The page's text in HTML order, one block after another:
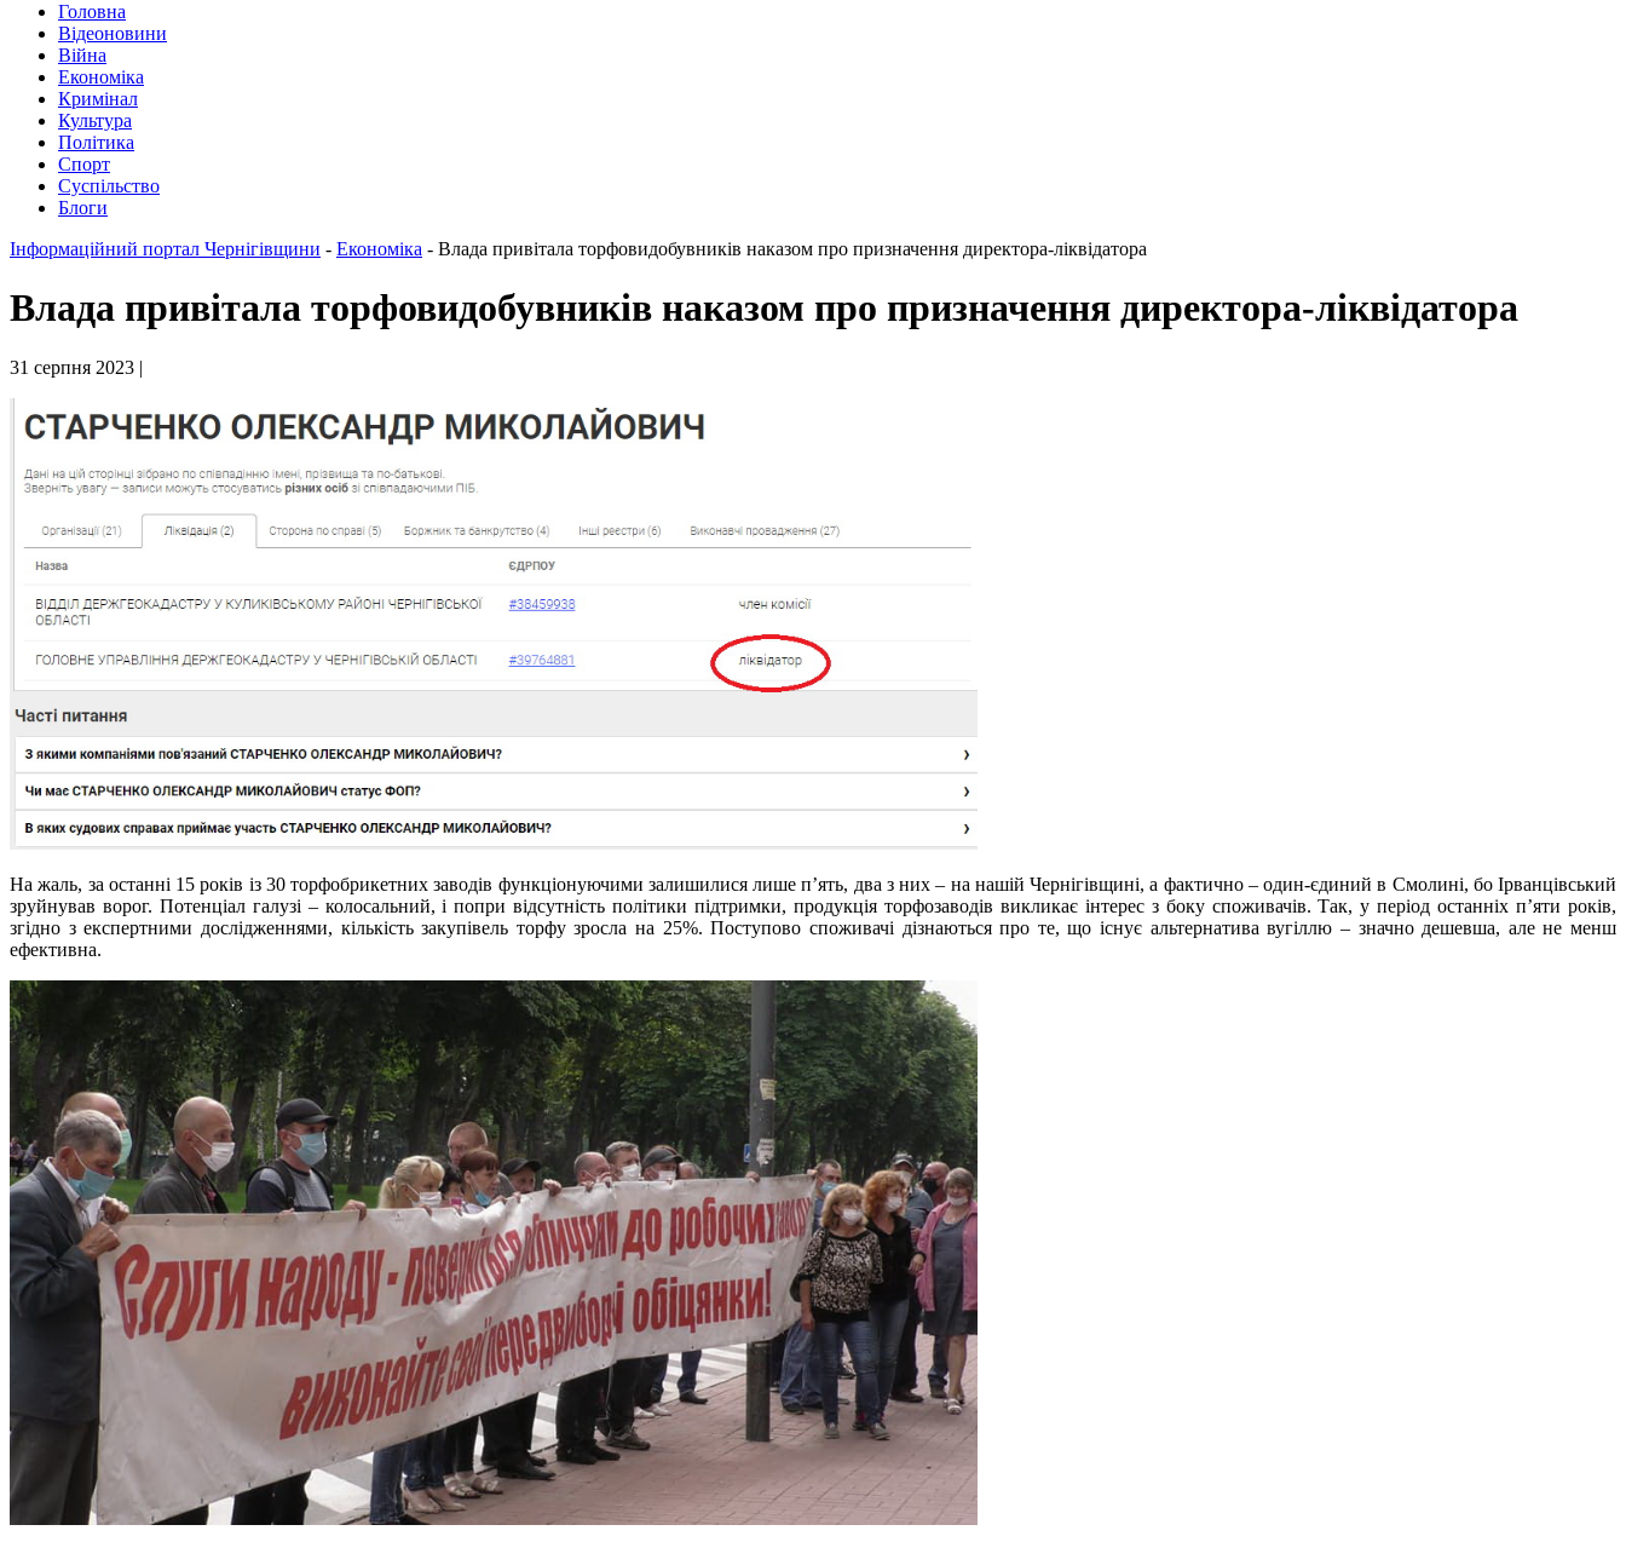
Головна
Відеоновини
Війна
Економіка
Кримінал
Культура
Політика
Спорт
Суспільство
Блоги
Інформаційний портал Чернігівщини - Економіка - Влада привітала торфовидобувників наказом про призначення директора-ліквідатора
Влада привітала торфовидобувників наказом про призначення директора-ліквідатора
31 серпня 2023 |
На жаль, за останні 15 років із 30 торфобрикетних заводів функціонуючими залишилися лише п’ять, два з них – на нашій Чернігівщині, а фактично – один-єдиний в Смолині, бо Ірванцівський
зруйнував ворог. Потенціал галузі – колосальний, і попри відсутність політики підтримки, продукція торфозаводів викликає інтерес з боку споживачів. Так, у період останніх п’яти років,
згідно з експертними дослідженнями, кількість закупівель торфу зросла на 25%. Поступово споживачі дізнаються про те, що існує альтернатива вугіллю – значно дешевша, але не менш
ефективна.